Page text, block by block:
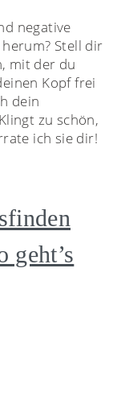
negative
Stell dir
mit der du
Kopf frei
dein
zu schön,
ich sie dir!
geht’s